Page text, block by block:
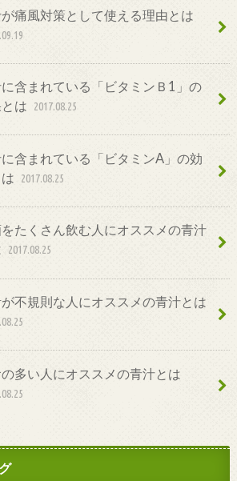
痛風対策として使える理由とは
含まれている「ビタミンＢ1」の
は 2017.08.25
含まれている「ビタミンA」の効
2017.08.25
たくさん飲む人にオススメの青汁
2017.08.25
不規則な人にオススメの青汁とは
多い人にオススメの青汁とは